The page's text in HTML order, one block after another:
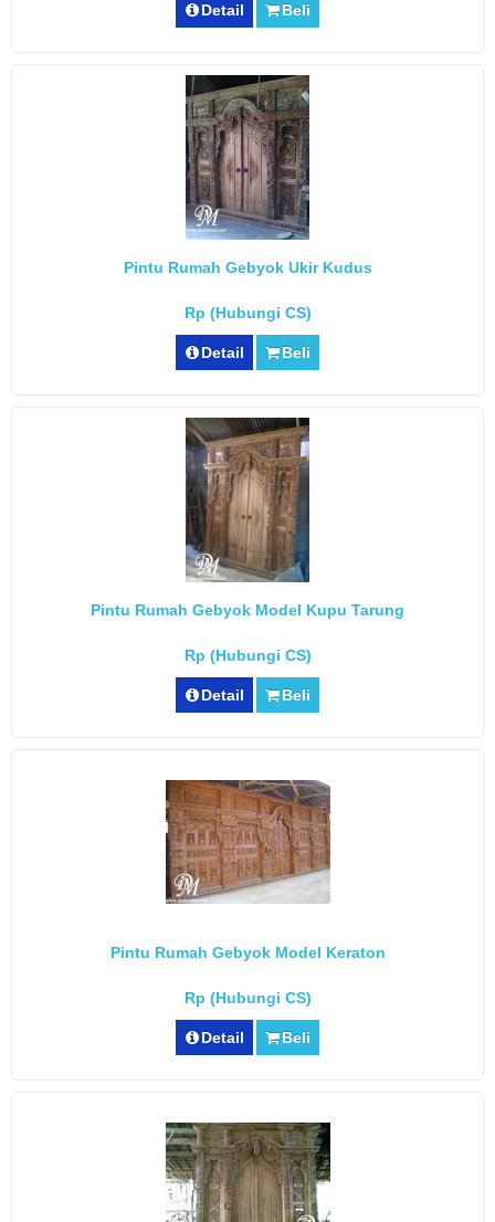
Detail Beli
Pintu Rumah Gebyok Ukir Kudus
Rp (Hubungi CS)
Detail Beli
Pintu Rumah Gebyok Model Kupu Tarung
Rp (Hubungi CS)
Detail Beli
Pintu Rumah Gebyok Model Keraton
Rp (Hubungi CS)
Detail Beli